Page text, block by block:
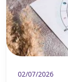
02/07/2026